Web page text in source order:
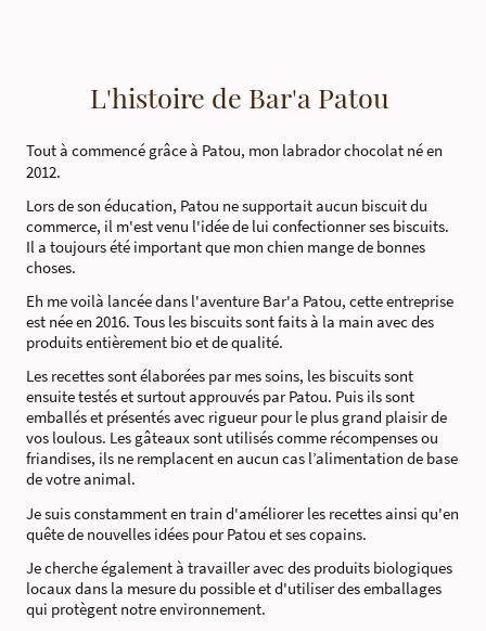
L'histoire de Bar'a Patou
Tout à commencé grâce à Patou, mon labrador chocolat né en
2012.
Lors de son éducation, Patou ne supportait aucun biscuit du
commerce, il m'est venu l'idée de lui confectionner ses biscuits.
Il a toujours été important que mon chien mange de bonnes
choses.
​Eh me voilà lancée dans l'aventure Bar'a Patou, cette entreprise
est née en 2016. Tous les biscuits sont faits à la main avec des
produits entièrement bio et de qualité.
​Les recettes sont élaborées par mes soins, les biscuits sont
ensuite testés et surtout approuvés par Patou. Puis ils sont
emballés et présentés avec rigueur pour le plus grand plaisir de
vos loulous. Les gâteaux sont utilisés comme récompenses ou
friandises, ils ne remplacent en aucun cas l’alimentation de base
de votre animal.
Je suis constamment en train d'améliorer les recettes ainsi qu'en
quête de nouvelles idées pour Patou et ses copains.
Je cherche également à travailler avec des produits biologiques
locaux dans la mesure du possible et d'utiliser des emballages
qui protègent notre environnement.